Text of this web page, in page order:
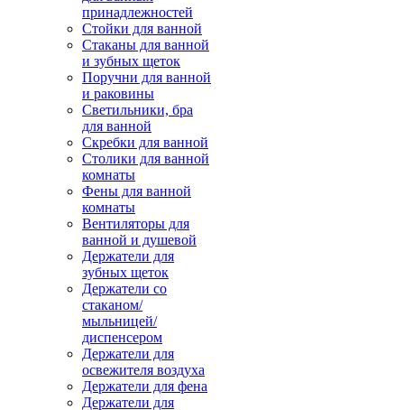
принадлежностей
Стойки для ванной
Стаканы для ванной
и зубных щеток
Поручни для ванной
и раковины
Светильники, бра
для ванной
Скребки для ванной
Столики для ванной
комнаты
Фены для ванной
комнаты
Вентиляторы для
ванной и душевой
Держатели для
зубных щеток
Держатели со
стаканом/
мыльницей/
диспенсером
Держатели для
освежителя воздуха
Держатели для фена
Держатели для